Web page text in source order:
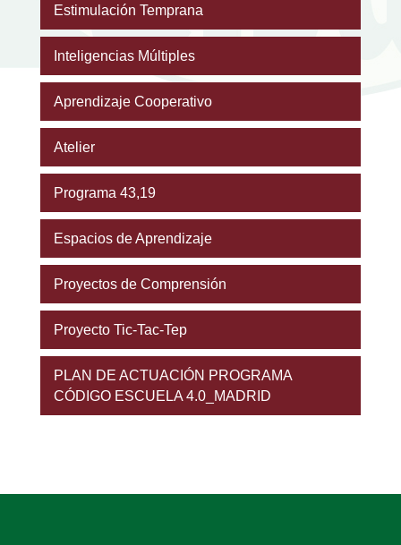
Estimulación Temprana
Inteligencias Múltiples
Aprendizaje Cooperativo
Atelier
Programa 43,19
Espacios de Aprendizaje
Proyectos de Comprensión
Proyecto Tic-Tac-Tep
PLAN DE ACTUACIÓN PROGRAMA
CÓDIGO ESCUELA 4.0_MADRID